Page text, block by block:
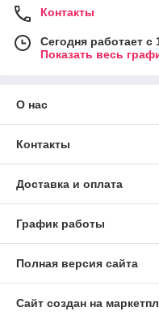
Контакты
Сегодня работает с
Показать весь
О нас
Контакты
Доставка и оплата
График работы
Полная версия сайта
Сайт создан на